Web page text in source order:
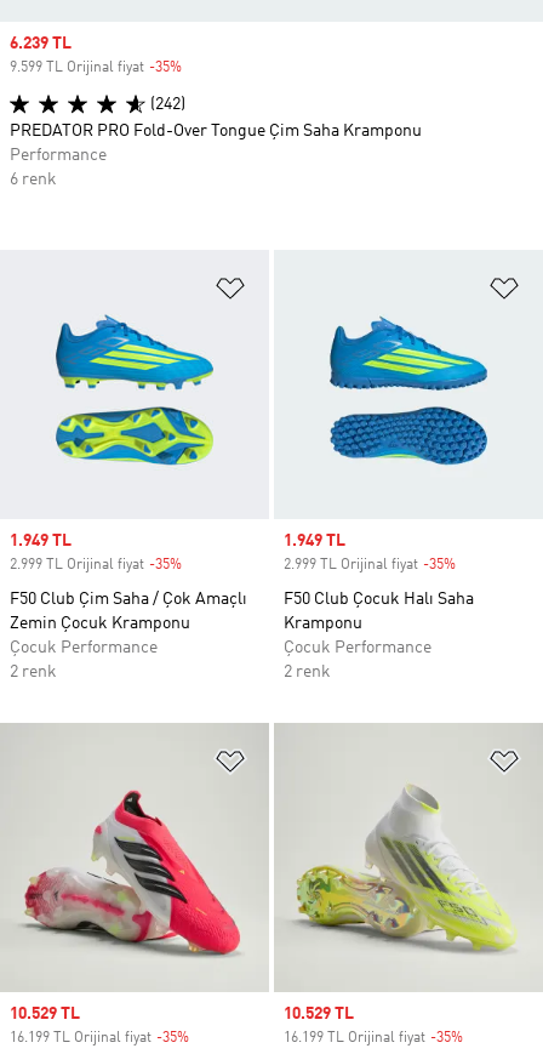
Sale price
1.949 TL
2.999 TL Orijinal fiyat -35%
F50 Club Çim Saha / Çok Amaçlı
Zemin Çocuk Kramponu
Çocuk Performance
2 renk
Sale price
1.949 TL
2.999 TL Orijinal fiyat -35%
F50 Club Çocuk Halı Saha
Kramponu
Çocuk Performance
2 renk
Sale price
10.529 TL
16.199 TL Orijinal fiyat -35%
Sale price
10.529 TL
16.199 TL Orijinal fiyat -35%
Sale price
6.239 TL
9.599 TL Orijinal fiyat -35%
(242)
PREDATOR PRO Fold-Over Tongue Çim Saha Kramponu
Performance
6 renk